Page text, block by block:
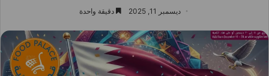
ديسمبر 11, 2025 دقيقة واحدة